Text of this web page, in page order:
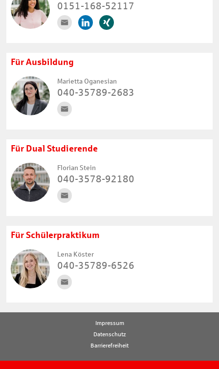
0151-168-52117
Für Ausbildung
Marietta Oganesian
040-35789-2683
Für Dual Studierende
Florian Stein
040-3578-92180
Für Schülerpraktikum
Lena Köster
040-35789-6526
Impressum
Datenschutz
Barrierefreiheit